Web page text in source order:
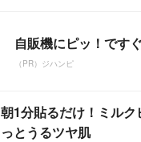
自販機にピッ！です
（PR）ジハンピ
朝1分貼るだけ！ミル
っとうるツヤ肌